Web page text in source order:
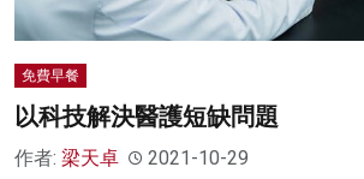
免費早餐
以科技解決醫護短缺問題
作者: 梁天卓 2021-10-29